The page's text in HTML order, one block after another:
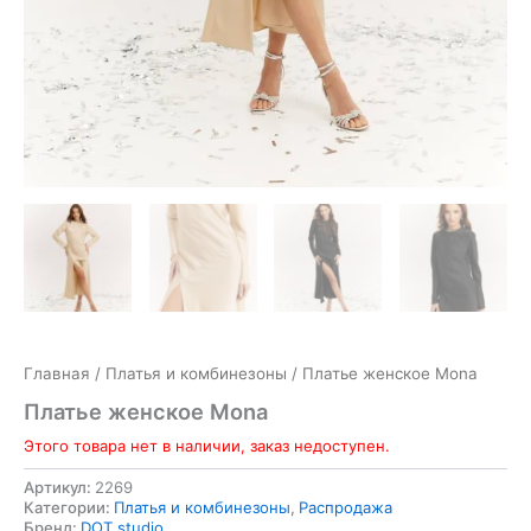
Главная / Платья и комбинезоны / Платье женское Mona
Платье женское Mona
Этого товара нет в наличии, заказ недоступен.
Артикул: 2269
Категории: Платья и комбинезоны, Распродажа
Бренд: DOT studio